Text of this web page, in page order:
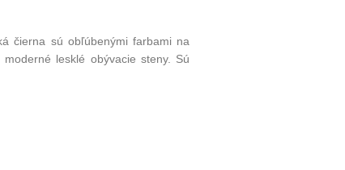
čierna sú obľúbenými farbami na
moderné lesklé obývacie steny. Sú